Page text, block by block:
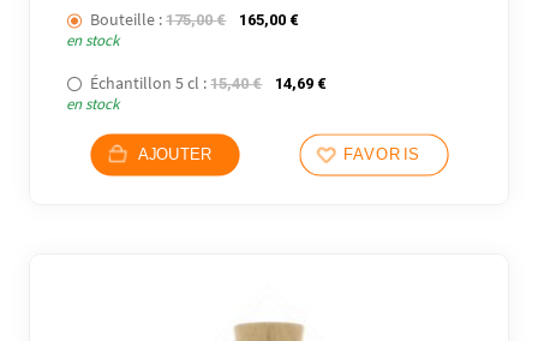
Bouteille : 175,00€ Le prix initial était : 175,00 €.
165,00 €Le prix actuel est : 165,00 €.
en stock
Échantillon 5 cl : 15,40€ Le prix initial était : 15,40 €.
14,69 €Le prix actuel est : 14,69 €.
en stock
AJOUTER FAVORIS